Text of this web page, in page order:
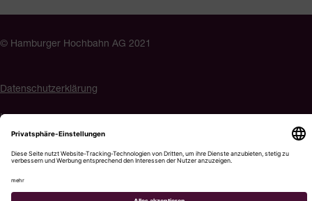
© Hamburger Hochbahn AG 2021
Datenschutzerklärung
Impressum